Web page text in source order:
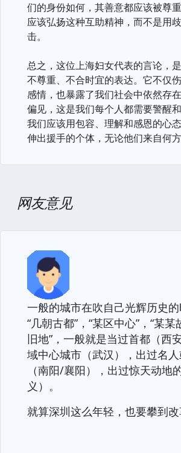
们的身份如何，其善意都应该被尊
应该弘扬这种互助精神，而不是用
击。
总之，这位上海妇女代表的言论，是
不尊重、不合时宜的表达。它不仅
感情，也暴露了我们社会中依然存
偏见，这是我们每个人都需要警醒和
我们应该用包容、理解和感恩的心
伸出援手的个体，无论他们来自何方
网友意见
一般的城市在吹自己光辉历史
“几朝古都”，“某区中心”，“某某
旧地”，一般就是当过首都（西
域中心城市（武汉），出过名
（南阳/襄阳），出过惊天动地
义）。
就算深圳这么年轻，也要攀到改